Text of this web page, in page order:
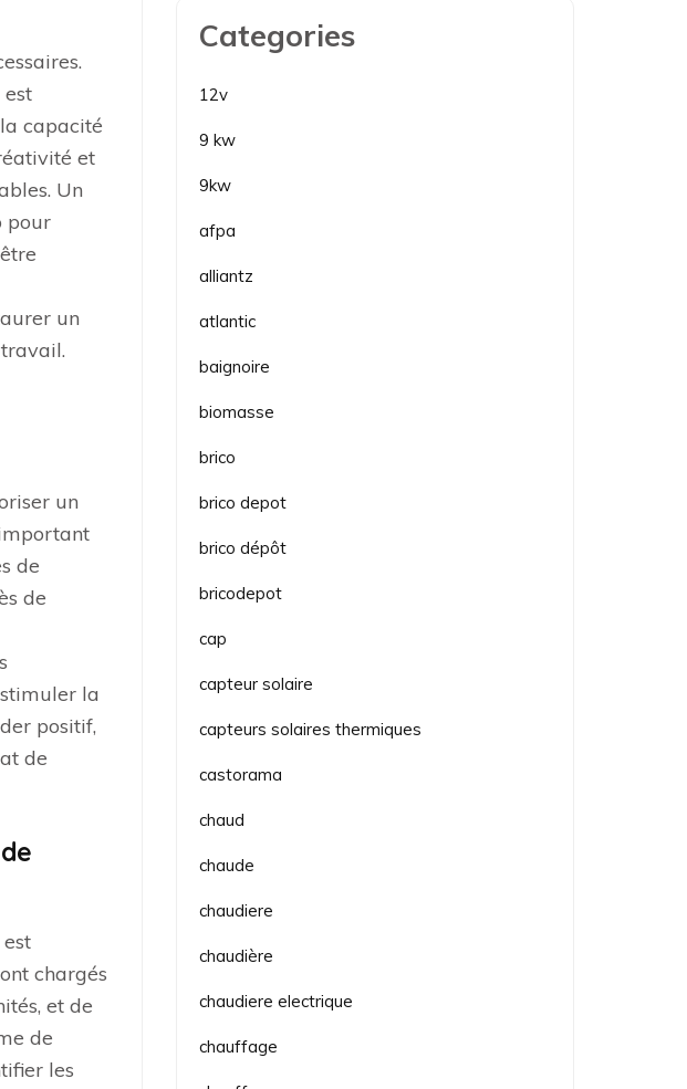
capacité
et
Un
pour
un
un
de
de
la
positif,
de
chargés
et de
de
les
Categories
12v
9 kw
9kw
afpa
alliantz
atlantic
baignoire
biomasse
brico
brico depot
brico dépôt
bricodepot
cap
capteur solaire
capteurs solaires thermiques
castorama
chaud
chaude
chaudiere
chaudière
chaudiere electrique
chauffage